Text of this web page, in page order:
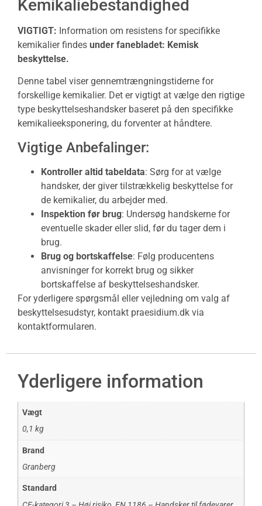
Kemikaliebestandighed
VIGTIGT: Information om resistens for specifikke
kemikalier findes under fanebladet: Kemisk
beskyttelse.
Denne tabel viser gennemtrængningstiderne for
forskellige kemikalier. Det er vigtigt at vælge den rigtige
type beskyttelseshandsker baseret på den specifikke
kemikalieeksponering, du forventer at håndtere.
Vigtige Anbefalinger:
Kontroller altid tabeldata: Sørg for at vælge
handsker, der giver tilstrækkelig beskyttelse for
de kemikalier, du arbejder med.
Inspektion før brug: Undersøg handskerne for
eventuelle skader eller slid, før du tager dem i
brug.
Brug og bortskaffelse: Følg producentens
anvisninger for korrekt brug og sikker
bortskaffelse af beskyttelseshandsker.
For yderligere spørgsmål eller vejledning om valg af
beskyttelsesudstyr, kontakt praesidium.dk via
kontaktformularen.
Yderligere information
Vægt
0,1 kg
Brand
Granberg
Standard